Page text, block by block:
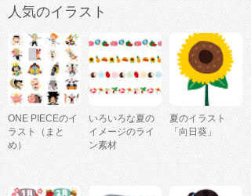
人気のイラスト
ONE PIECEのイ
ラスト（まと
め）
いろいろな夏の
イメージのライ
ン素材
夏のイラスト
「向日葵」